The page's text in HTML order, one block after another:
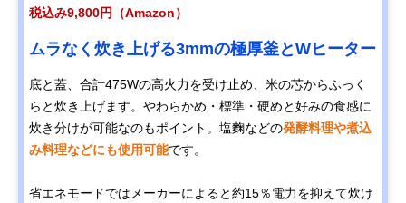
税込み9,800円（Amazon）
ムラなく炊き上げる3mmの極厚釜とWヒーター
底と蓋、合計475Wの高火力を受け止め、米の芯からふっく
らと炊き上げます。やわらかめ・標準・硬めと好みの食感に
炊き分けが可能なのもポイント。塩麴などの発酵料理や煮込
み料理などにも使用可能です。
省エネモードではメーカーによると約15％電力を抑えて炊け